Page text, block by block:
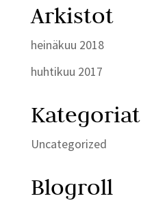
Arkistot
heinäkuu 2018
huhtikuu 2017
Kategoriat
Uncategorized
Blogroll